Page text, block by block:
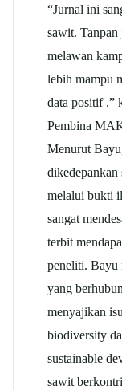
“Jurnal ini
sawit.
melawan
lebih mampu
data positif ,”
Pembina
Menurut
dikedepankan
melalui bukti
sangat
terbit
peneliti. Bayu
yang
menyajikan
biodiversity
sustainable
sawit